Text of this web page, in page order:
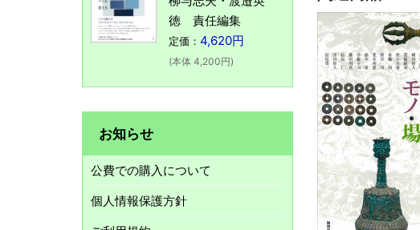
徳 責任編集
定価： 4,620円
(本体 4,200円)
お知らせ
公費での購入について
個人情報保護方針